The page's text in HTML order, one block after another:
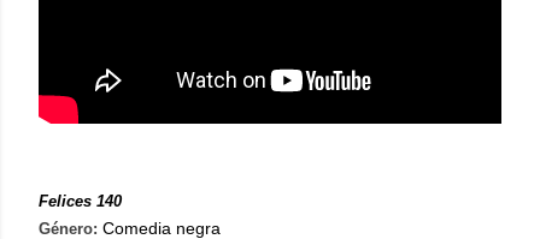
Felices 140
Género: Comedia negra